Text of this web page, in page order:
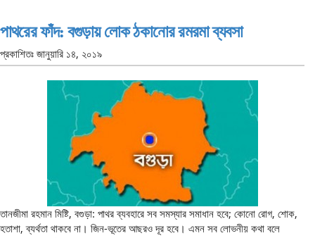
পাথরের ফাঁদ: বগুড়ায় লোক ঠকানোর রমরমা ব্যবসা
প্রকাশিতঃ জানুয়ারি ১৪, ২০১৯
তানজীমা রহমান মিষ্টি, বগুড়া: পাথর ব্যবহারে সব সমস্যার সমাধান হবে; কোনো রোগ, শোক,
হতাশা, ব্যর্থতা থাকবে না। জিন-ভূতের আছরও দূর হবে। এমন সব লোভনীয় কথা বলে